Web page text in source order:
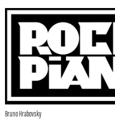
Bruno Hrabovsky